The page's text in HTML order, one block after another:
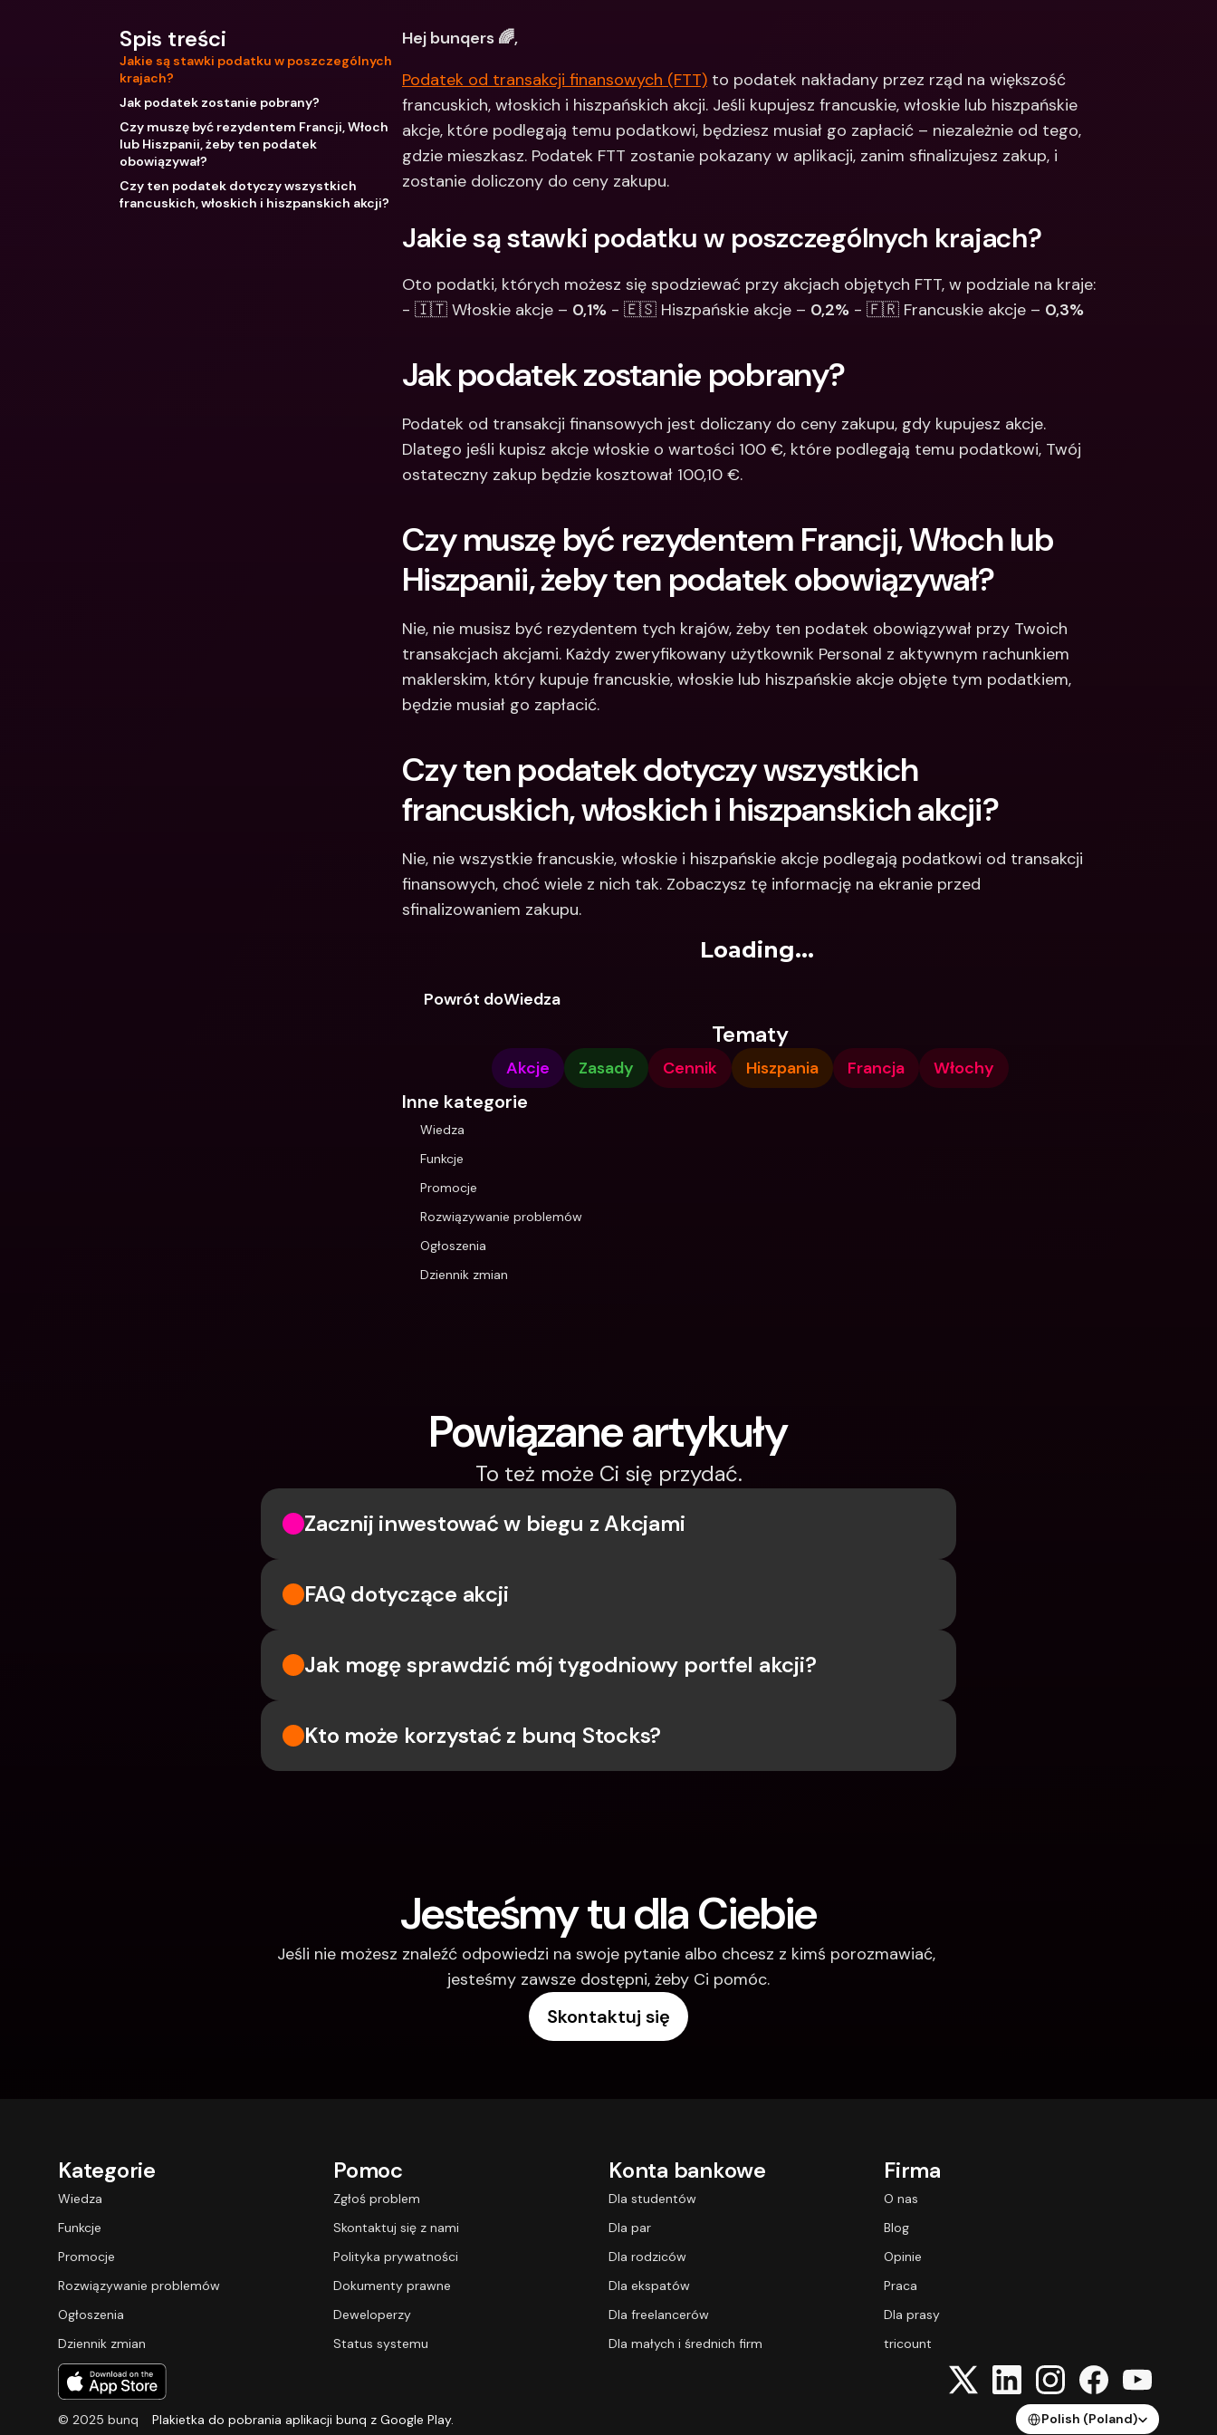
waluty
Spis treści
Jakie są stawki podatku w poszczególnych
krajach?
Jak podatek zostanie pobrany?
Czy muszę być rezydentem Francji, Włoch
lub Hiszpanii, żeby ten podatek
obowiązywał?
Czy ten podatek dotyczy wszystkich
francuskich, włoskich i hiszpanskich akcji?
Hej bunqers 🌈,
Podatek od transakcji finansowych (FTT) to podatek nakładany przez rząd na większość
francuskich, włoskich i hiszpańskich akcji. Jeśli kupujesz francuskie, włoskie lub hiszpańskie
akcje, które podlegają temu podatkowi, będziesz musiał go zapłacić – niezależnie od tego,
gdzie mieszkasz. Podatek FTT zostanie pokazany w aplikacji, zanim sfinalizujesz zakup, i
zostanie doliczony do ceny zakupu.
Jakie są stawki podatku w poszczególnych krajach?
Oto podatki, których możesz się spodziewać przy akcjach objętych FTT, w podziale na kraje:
- 🇮🇹 Włoskie akcje – 0,1% - 🇪🇸 Hiszpańskie akcje – 0,2% - 🇫🇷 Francuskie akcje – 0,3%
Jak podatek zostanie pobrany?
Podatek od transakcji finansowych jest doliczany do ceny zakupu, gdy kupujesz akcje.
Dlatego jeśli kupisz akcje włoskie o wartości 100 €, które podlegają temu podatkowi, Twój
ostateczny zakup będzie kosztował 100,10 €.
Czy muszę być rezydentem Francji, Włoch lub
Hiszpanii, żeby ten podatek obowiązywał?
Nie, nie musisz być rezydentem tych krajów, żeby ten podatek obowiązywał przy Twoich
transakcjach akcjami. Każdy zweryfikowany użytkownik Personal z aktywnym rachunkiem
maklerskim, który kupuje francuskie, włoskie lub hiszpańskie akcje objęte tym podatkiem,
będzie musiał go zapłacić.
Czy ten podatek dotyczy wszystkich
francuskich, włoskich i hiszpanskich akcji?
Nie, nie wszystkie francuskie, włoskie i hiszpańskie akcje podlegają podatkowi od transakcji
finansowych, choć wiele z nich tak. Zobaczysz tę informację na ekranie przed
sfinalizowaniem zakupu.
Loading...
Powrót doWiedza
Tematy
Akcje Zasady Cennik Hiszpania Francja Włochy
Inne kategorie
Wiedza
Funkcje
Promocje
Rozwiązywanie problemów
Ogłoszenia
Dziennik zmian
Powiązane artykuły
To też może Ci się przydać.
Zacznij inwestować w biegu z Akcjami
FAQ dotyczące akcji
Jak mogę sprawdzić mój tygodniowy portfel akcji?
Kto może korzystać z bunq Stocks?
Jesteśmy tu dla Ciebie
Jeśli nie możesz znaleźć odpowiedzi na swoje pytanie albo chcesz z kimś porozmawiać,
jesteśmy zawsze dostępni, żeby Ci pomóc.
Skontaktuj się
Kategorie
Wiedza
Funkcje
Promocje
Rozwiązywanie problemów
Ogłoszenia
Dziennik zmian
Pomoc
Zgłoś problem
Skontaktuj się z nami
Polityka prywatności
Dokumenty prawne
Deweloperzy
Status systemu
Konta bankowe
Dla studentów
Dla par
Dla rodziców
Dla ekspatów
Dla freelancerów
Dla małych i średnich firm
Firma
O nas
Blog
Opinie
Praca
Dla prasy
tricount
© 2025 bunq Plakietka do pobrania aplikacji bunq z Google Play.
Select Language
Polish (Poland)